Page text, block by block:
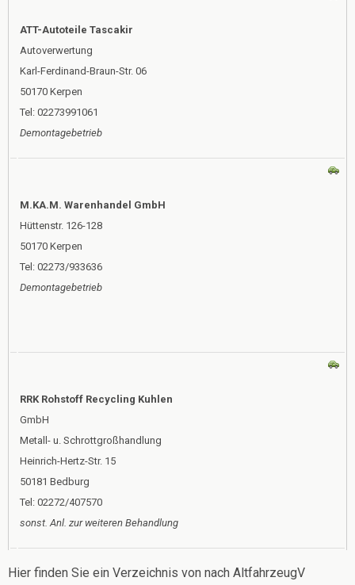
ATT-Autoteile Tascakir
Autoverwertung
Karl-Ferdinand-Braun-Str. 06
50170 Kerpen
Tel: 02273991061
Demontagebetrieb
M.KA.M. Warenhandel GmbH
Hüttenstr. 126-128
50170 Kerpen
Tel: 02273/933636
Demontagebetrieb
RRK Rohstoff Recycling Kuhlen
GmbH
Metall- u. Schrottgroßhandlung
Heinrich-Hertz-Str. 15
50181 Bedburg
Tel: 02272/407570
sonst. Anl. zur weiteren Behandlung
Hier finden Sie ein Verzeichnis von nach AltfahrzeugV